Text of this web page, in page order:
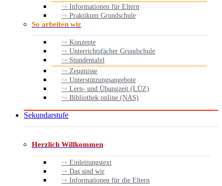
Informationen für Eltern
Praktikum Grundschule
So arbeiten wir
Konzepte
Unterrichtsfächer Grundschule
Stundentafel
Zeugnisse
Unterstützungsangebote
Lern- und Übungzeit (LÜZ)
Bibliothek online (NAS)
Sekundarstufe
Herzlich Willkommen
Einleitungstext
Das sind wir
Informationen für die Eltern